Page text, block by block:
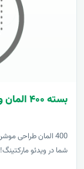
بسته ۴۰۰ المان ویدیویی شاپیکس موشن گرافیک
400 المان طراحی
شما در ویدئو